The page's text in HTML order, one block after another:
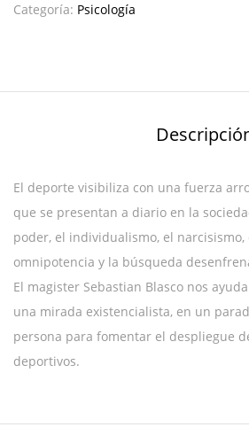
Categoría: Psicología
El deporte visibiliza con una fuerza
que se presentan a diario en la
poder, el individualismo, el narcisismo,
omnipotencia y la búsqueda
El magister Sebastian Blasco nos
una mirada existencialista, en un
persona para fomentar el despliegue
deportivos.